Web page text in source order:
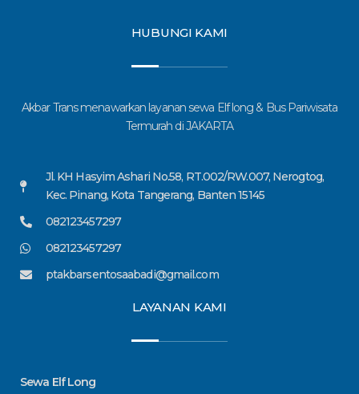
HUBUNGI KAMI
Akbar Trans menawarkan layanan sewa Elf long & Bus Pariwisata
Termurah di JAKARTA
Jl. KH Hasyim Ashari No.58, RT.002/RW.007, Nerogtog,
Kec. Pinang, Kota Tangerang, Banten 15145
082123457297
082123457297
ptakbarsentosaabadi@gmail.com
LAYANAN KAMI
Sewa Elf Long